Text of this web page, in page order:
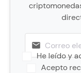
He leído y
Acepto